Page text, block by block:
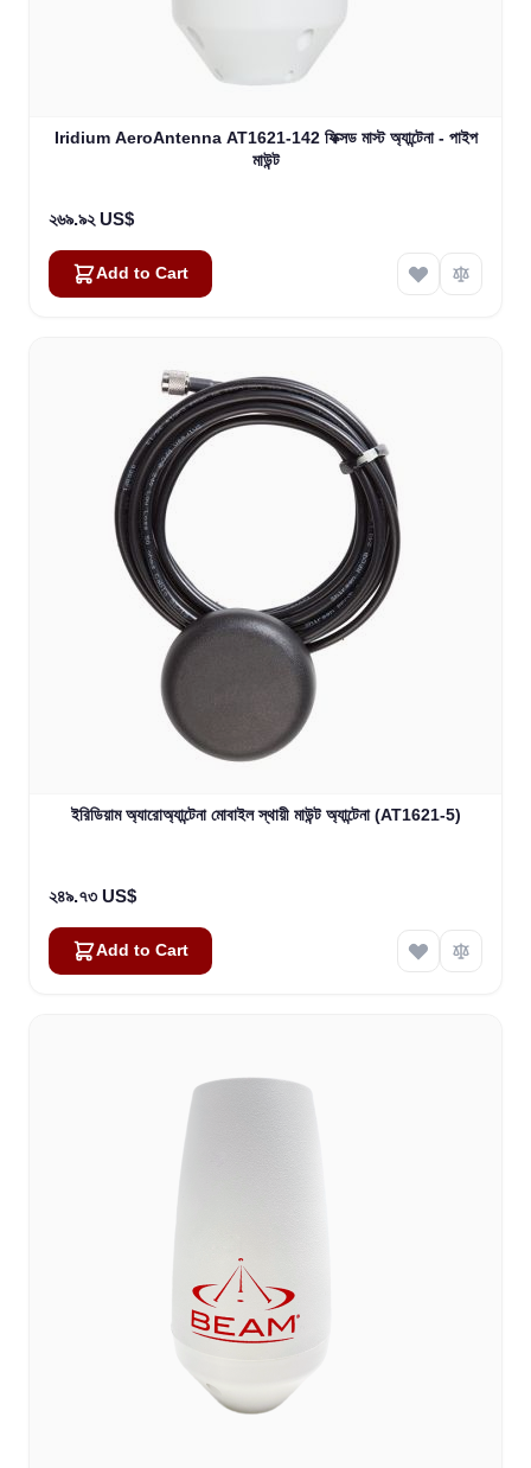
Iridium AeroAntenna AT1621-142 ফিক্সড মাস্ট অ্যান্টেনা - পাইপ
মাউন্ট
২৬৯.৯২ US$
Add to Cart
ইরিডিয়াম অ্যারোঅ্যান্টেনা মোবাইল স্থায়ী মাউন্ট অ্যান্টেনা (AT1621-5)
২৪৯.৭৩ US$
Add to Cart